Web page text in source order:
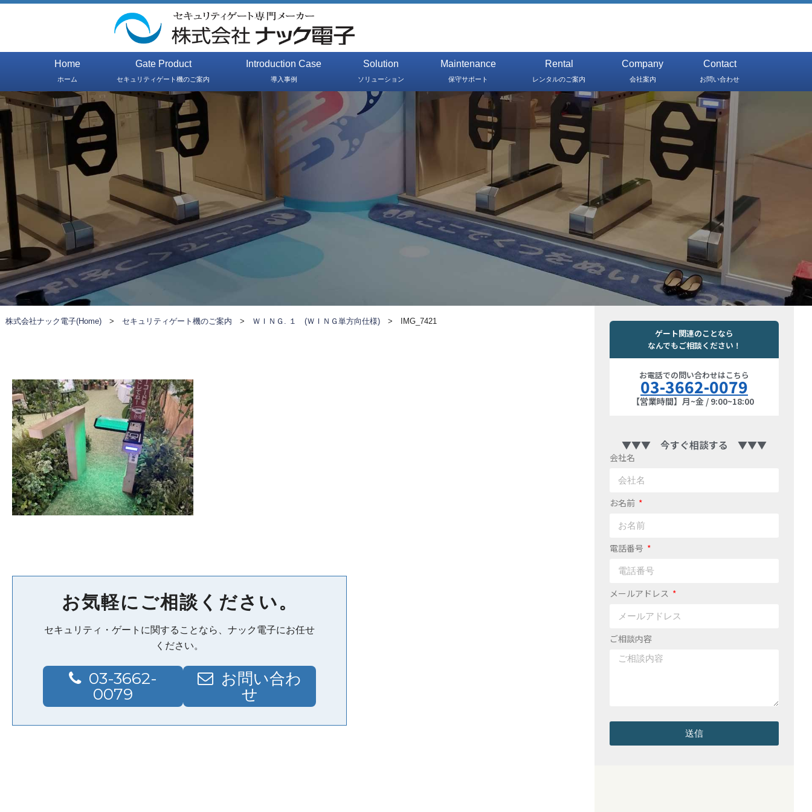
Home
ホーム
Gate Product
セキュリティゲート機のご案内
Introduction Case
導入事例
Solution
ソリューション
Maintenance
保守サポート
Rental
レンタルのご案内
Company
会社案内
Contact
お問い合わせ
株式会社ナック電子(Home) > セキュリティゲート機のご案内 > ＷＩＮＧ. １ (ＷＩＮＧ単方向仕様) > IMG_7421
お気軽にご相談ください。
セキュリティ・ゲートに関することなら、ナック電子にお任せ
ください。
03-3662-
0079
お問い合わ
せ
ゲート関連のことなら
なんでもご相談ください！
お電話での問い合わせはこちら
03-3662-0079
【営業時間】月~金 / 9:00~18:00
▼▼▼ 今すぐ相談する ▼▼▼
会社名
お名前
電話番号
メールアドレス
ご相談内容
送信